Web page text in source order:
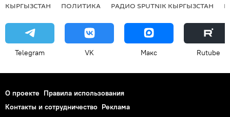
КЫРГЫЗСТАН ПОЛИТИКА РАДИО SPUTNIK КЫРГЫЗСТАН
Telegram VK Макс Rutube
О проекте Правила использования
Контакты и сотрудничество Реклама